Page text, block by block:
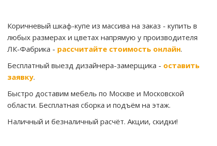
Коричневый шкаф-купе из массива на заказ - купить в
любых размерах и цветах напрямую у производителя
ЛК-Фабрика - рассчитайте стоимость онлайн.
Бесплатный выезд дизайнера-замерщика - оставить
заявку.
Быстро доставим мебель по Москве и Московской
области. Бесплатная сборка и подъём на этаж.
Наличный и безналичный расчёт. Акции, скидки!